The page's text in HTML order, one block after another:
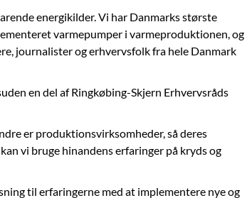
energikilder. Vi har Danmarks største
varmepumper i varmeproduktionen, og
journalister og erhvervsfolk fra hele Danmark
en del af Ringkøbing-Skjern Erhvervsråds
er produktionsvirksomheder, så deres
vi bruge hinandens erfaringer på kryds og
til erfaringerne med at implementere nye og